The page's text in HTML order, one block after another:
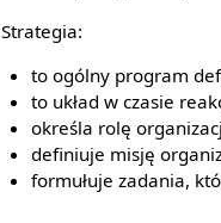
Strategia:
to ogólny program
to układ w czasie
określa rolę
definiuje misję
formułuje zadania,